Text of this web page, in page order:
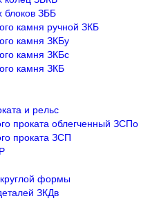
блоков ЗББ
камня ручной ЗКБ
камня ЗКБу
камня ЗКБс
камня ЗКБ
и рельс
проката облегченный ЗСПо
проката ЗСП
круглой формы
ЗКДв